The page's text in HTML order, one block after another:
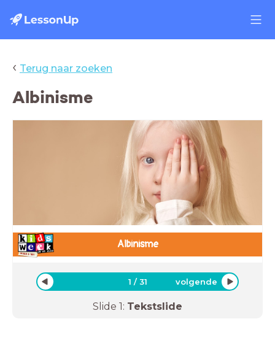
‹ Terug naar zoeken
Albinisme
Albinisme
1 /31 volgende
Slide 1: Tekstslide